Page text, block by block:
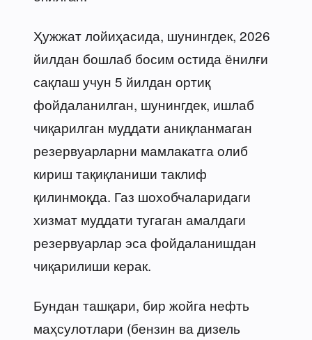
Ҳужжат лойиҳасида, шунингдек, 2026
йилдан бошлаб босим остида ёнилғи
сақлаш учун 5 йилдан ортиқ
фойдаланилган, шунингдек, ишлаб
чиқарилган муддати аниқланмаган
резервуарларни мамлакатга олиб
кириш тақиқланиши таклиф
қилинмоқда. Газ шохобчаларидаги
хизмат муддати тугаган амалдаги
резервуарлар эса фойдаланишдан
чиқарилиши керак.
Бундан ташқари, бир жойга нефть
маҳсулотлари (бензин ва дизель